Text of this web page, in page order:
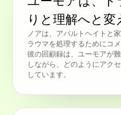
りと理解へと変
ノアは、アパルトヘイトと
ラウマを処理するためにコ
彼の回顧録は、ユーモアが
しながら、どのようにアク
しています。